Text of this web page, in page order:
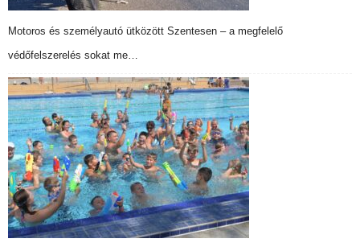
Motoros és személyautó ütközött Szentesen – a megfelelő
védőfelszerelés sokat me…